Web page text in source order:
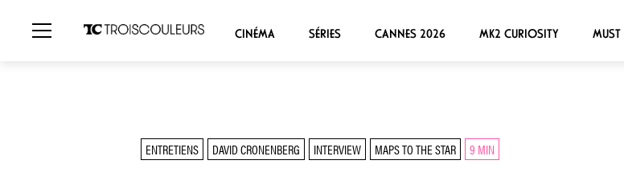
CINÉMA SÉRIES CANNES 2026 MK2 CURIOSITY MUST
ENTRETIENS DAVID CRONENBERG INTERVIEW MAPS TO THE STAR 9 MIN